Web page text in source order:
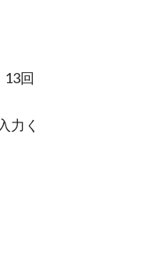
回
力く